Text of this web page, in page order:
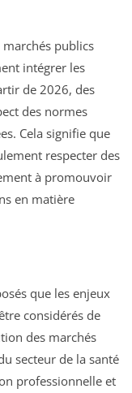
marchés publics
intégrer les
de 2026, des
des normes
Cela signifie que
respecter des
à promouvoir
en matière
que les enjeux
considérés de
des marchés
secteur de la santé
professionnelle et